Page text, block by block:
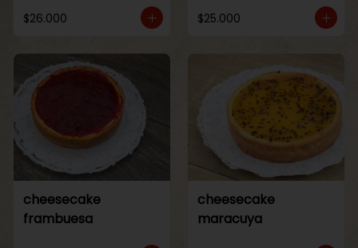
$26.000 $25.000
cheesecake
frambuesa
cheesecake
maracuya